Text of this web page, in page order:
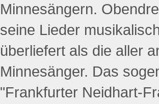
Minnesängern.
seine Lieder
überliefert als die aller
Minnesänger. Das
"Frankfurter Neidhart-